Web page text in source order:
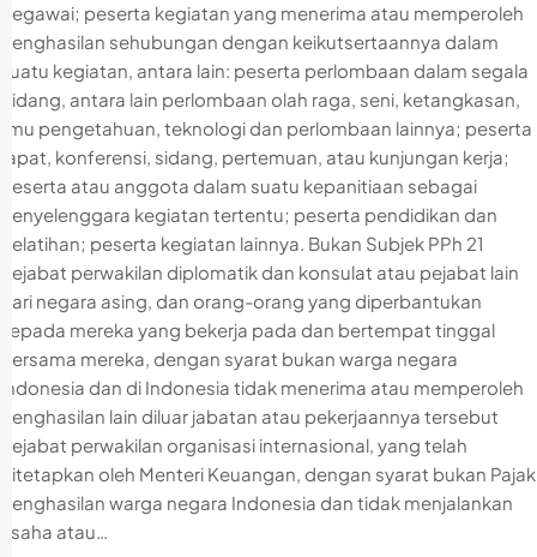
pegawai; peserta kegiatan yang menerima atau memperoleh
penghasilan sehubungan dengan keikutsertaannya dalam
suatu kegiatan, antara lain: peserta perlombaan dalam segala
bidang, antara lain perlombaan olah raga, seni, ketangkasan,
ilmu pengetahuan, teknologi dan perlombaan lainnya; peserta
rapat, konferensi, sidang, pertemuan, atau kunjungan kerja;
peserta atau anggota dalam suatu kepanitiaan sebagai
penyelenggara kegiatan tertentu; peserta pendidikan dan
pelatihan; peserta kegiatan lainnya. Bukan Subjek PPh 21
pejabat perwakilan diplomatik dan konsulat atau pejabat lain
dari negara asing, dan orang-orang yang diperbantukan
kepada mereka yang bekerja pada dan bertempat tinggal
bersama mereka, dengan syarat bukan warga negara
Indonesia dan di Indonesia tidak menerima atau memperoleh
penghasilan lain diluar jabatan atau pekerjaannya tersebut
pejabat perwakilan organisasi internasional, yang telah
ditetapkan oleh Menteri Keuangan, dengan syarat bukan Pajak
Penghasilan warga negara Indonesia dan tidak menjalankan
usaha atau…